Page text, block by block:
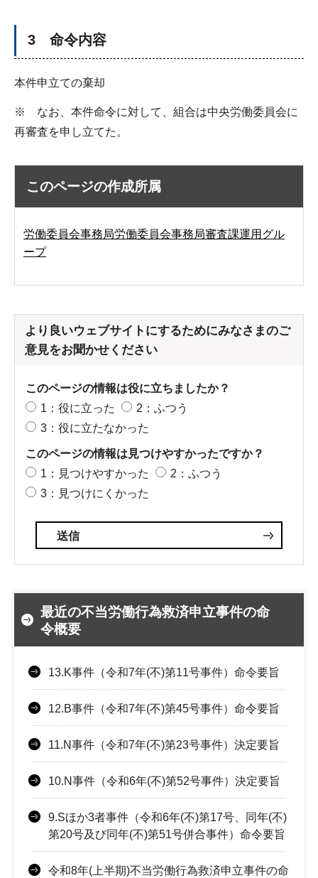
3 命令内容
本件申立ての棄却
※ なお、本件命令に対して、組合は中央労働委員会に
再審査を申し立てた。
このページの作成所属
労働委員会事務局労働委員会事務局審査課運用グル
ープ
より良いウェブサイトにするためにみなさまのご
意見をお聞かせください
このページの情報は役に立ちましたか？
1：役に立った
2：ふつう
3：役に立たなかった
このページの情報は見つけやすかったですか？
1：見つけやすかった
2：ふつう
3：見つけにくかった
最近の不当労働行為救済申立事件の命
令概要
13.K事件（令和7年(不)第11号事件）命令要旨
12.B事件（令和7年(不)第45号事件）命令要旨
11.N事件（令和7年(不)第23号事件）決定要旨
10.N事件（令和6年(不)第52号事件）決定要旨
9.Sほか3者事件（令和6年(不)第17号、同年(不)
第20号及び同年(不)第51号併合事件）命令要旨
令和8年(上半期)不当労働行為救済申立事件の命